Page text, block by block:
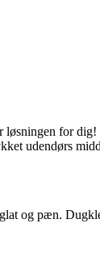
for
udendørs
og pæn.